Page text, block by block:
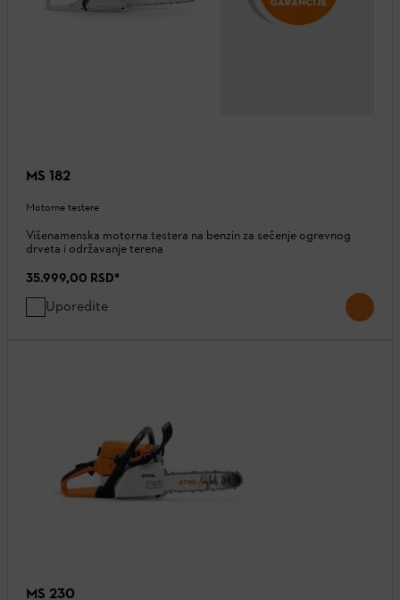
MS 182
Motorne testere
Višenamenska motorna testera na benzin za sečenje ogrevnog
drveta i održavanje terena
35.999,00 RSD*
Uporedite
MS 230